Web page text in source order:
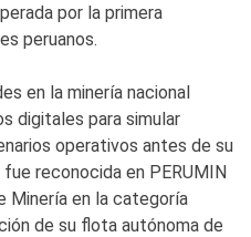
por la primera
peruanos.
en la minería nacional
digitales para simular
operativos antes de su
reconocida en PERUMIN
Minería en la categoría
de su flota autónoma de